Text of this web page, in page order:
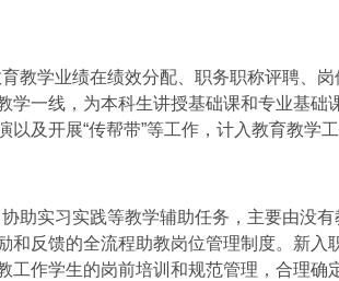
学业绩在绩效分配、职务职称评聘、岗
一线，为本科生讲授基础课和专业基础
及开展“传帮带”等工作，计入教育教学
实习实践等教学辅助任务，主要由没有
反馈的全流程助教岗位管理制度。新入
作学生的岗前培训和规范管理，合理确